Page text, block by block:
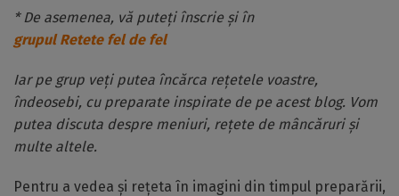
* De asemenea, vă puteți înscrie și în
grupul Retete fel de fel
Iar pe grup veți putea încărca rețetele voastre,
îndeosebi, cu preparate inspirate de pe acest blog. Vom
putea discuta despre meniuri, rețete de mâncăruri și
multe altele.
Pentru a vedea și rețeta în imagini din timpul preparării,